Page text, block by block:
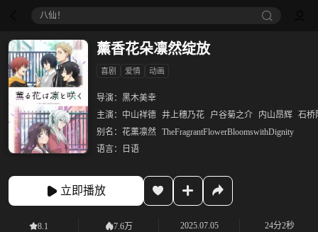
八仙！
薰香花朵凛然绽放
喜剧 爱情 动画
导演： 黑木美幸
主演： 中山祥德 井上穗乃花 户谷菊之介 内山昂辉 石桥
别名： 花薰凛然 TheFragrantFlowerBloomswithDignity
语言：
日语
立即播放
8.1 7.6万
2025.07.05
24分2秒